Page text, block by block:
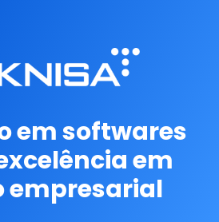
em softwares
em
empresarial